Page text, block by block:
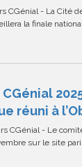
CGénial - La Cité
la finale
réuni à
CGénial - Le
sur le site